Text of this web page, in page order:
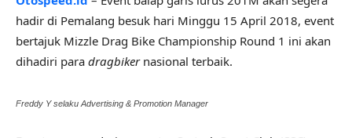
hadir di Pemalang besuk hari Minggu 15 April 2018, event
bertajuk Mizzle Drag Bike Championship Round 1 ini akan
dihadiri para dragbikernasional terbaik.
Freddy Y selaku Advertising & Promotion Manager